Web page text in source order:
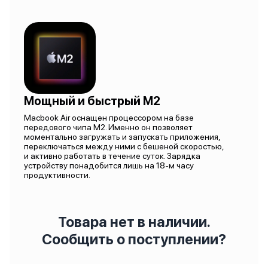
Мощный и быстрый M2
Macbook Air оснащен процессором на базе
передового чипа M2. Именно он позволяет
моментально загружать и запускать приложения,
переключаться между ними с бешеной скоростью,
и активно работать в течение суток. Зарядка
устройству понадобится лишь на 18-м часу
продуктивности.
Товара нет в наличии.
Сообщить о поступлении?